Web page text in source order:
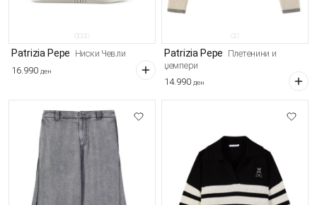
Patrizia Pepe Ниски Чевли
16.990 ден
Patrizia Pepe Плетенини и
џемпери
14.990 ден